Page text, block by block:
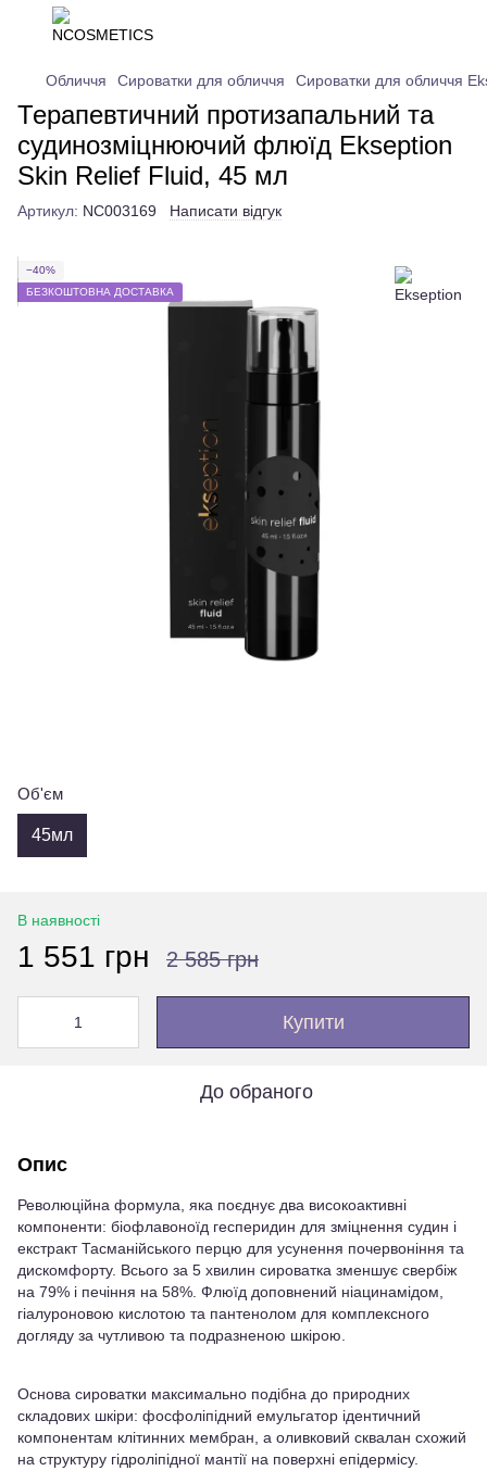
Обличчя Сироватки для обличчя Сироватки для обличчя
Терапевтичний протизапальний та
судинозміцнюючий флюїд Ekseption
Skin Relief Fluid, 45 мл
Артикул: NC003169 Написати відгук
−40%
БЕЗКОШТОВНА ДОСТАВКА
Об'єм
45мл
В наявності
1 551 грн 2 585 грн
Купити
До обраного
Опис
Революційна формула, яка поєднує два високоактивні
компоненти: біофлавоноїд гесперидин для зміцнення судин і
екстракт Тасманійського перцю для усунення почервоніння та
дискомфорту. Всього за 5 хвилин сироватка зменшує свербіж
на 79% і печіння на 58%. Флюїд доповнений ніацинамідом,
гіалуроновою кислотою та пантенолом для комплексного
догляду за чутливою та подразненою шкірою.
Основа сироватки максимально подібна до природних
складових шкіри: фосфоліпідний емульгатор ідентичний
компонентам клітинних мембран, а оливковий сквалан схожий
на структуру гідроліпідної мантії на поверхні епідермісу.